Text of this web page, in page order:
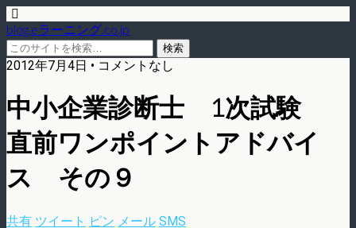
blog.eラーニング.co.jp
2012年7月4日 • コメントなし
中小企業診断士 1次試験
直前ワンポイントアドバイ
ス その９
共有 ツイート ピン メール SMS